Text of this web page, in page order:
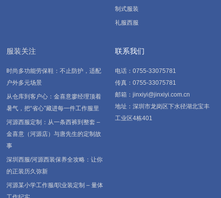
制式服装
礼服西服
服装关注
时尚多功能劳保鞋：不止防护，适配
户外多元场景
从仓库到客户心：金喜意廖经理顶着
暑气，把“省心”藏进每一件工作服里
河源西服定制：从一条西裤到整套 –
金喜意（河源店）与唐先生的定制故
事
深圳西服/河源西装保养全攻略：让你
的正装历久弥新
河源某小学工作服/职业装定制 – 量体
联系我们
电话：0755-33075781
传真：0755-33075781
邮箱：jinxiyi@jinxiyi.com.cn
地址：深圳市龙岗区下水径湖北宝丰
工业区4栋401